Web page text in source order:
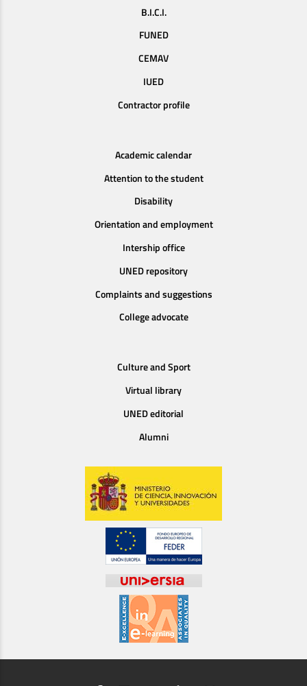
B.I.C.I.
FUNED
CEMAV
IUED
Contractor profile
Academic calendar
Attention to the student
Disability
Orientation and employment
Intership office
UNED repository
Complaints and suggestions
College advocate
Culture and Sport
Virtual library
UNED editorial
Alumni